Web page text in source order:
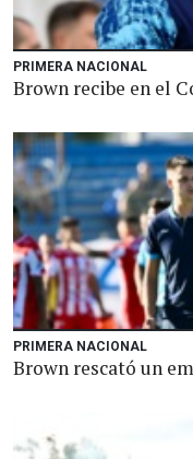
PRIMERA NACIONAL
Brown recibe en el
PRIMERA NACIONAL
Brown rescató un